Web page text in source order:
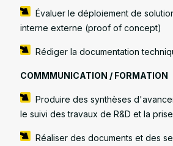
Évaluer le déploiement de
interne externe (proof of concept)
Rédiger la documentation
COMMMUNICATION / FORMATION
Produire des synthèses
le suivi des travaux de R&D et la
Réaliser des documents et des